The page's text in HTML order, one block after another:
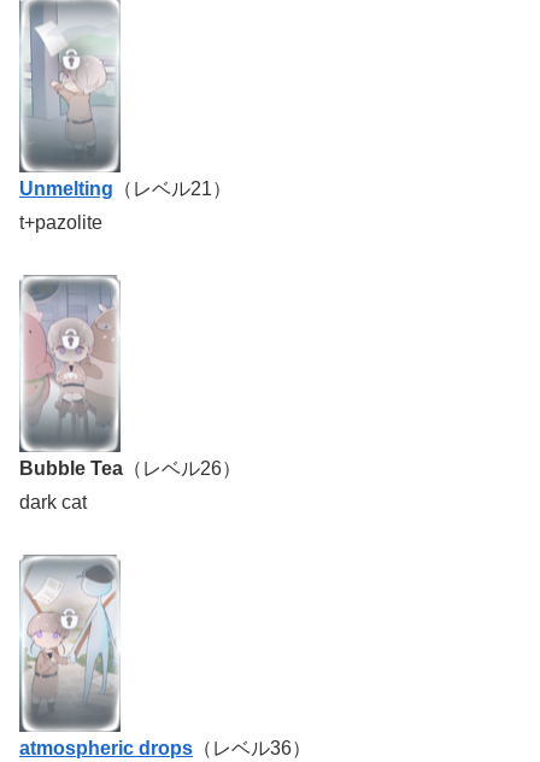
Unmelting （レベル21）
t+pazolite
Bubble Tea （レベル26）
dark cat
atmospheric drops （レベル36）